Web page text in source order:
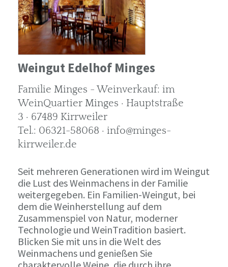
Weingut Edelhof Minges
Familie Minges - Weinverkauf: im
WeinQuartier Minges · Hauptstraße
3 · 67489 Kirrweiler
Tel.: 06321-58068 · info@minges-
kirrweiler.de
Seit mehreren Generationen wird im Weingut
die Lust des Weinmachens in der Familie
weitergegeben. Ein Familien-Weingut, bei
dem die Weinherstellung auf dem
Zusammenspiel von Natur, moderner
Technologie und WeinTradition basiert.
Blicken Sie mit uns in die Welt des
Weinmachens und genießen Sie